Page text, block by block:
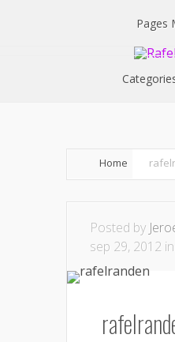
Pages
Home
Posted by
sep 29, 2012